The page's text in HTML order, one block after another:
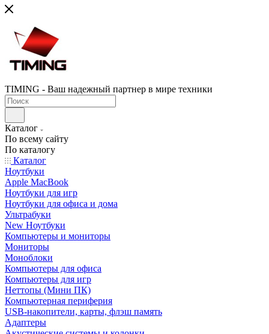
TIMING - Ваш надежный партнер в мире техники
Каталог
По всему сайту
По каталогу
Каталог
Ноутбуки
Apple MacBook
Ноутбуки для игр
Ноутбуки для офиса и дома
Ультрабуки
New Ноутбуки
Компьютеры и мониторы
Мониторы
Моноблоки
Компьютеры для офиса
Компьютеры для игр
Неттопы (Мини ПК)
Компьютерная периферия
USB-накопители, карты, флэш память
Адаптеры